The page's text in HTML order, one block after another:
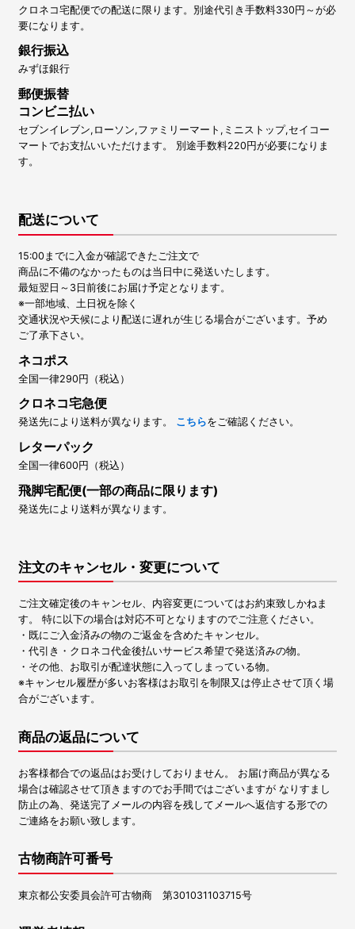
クロネコ宅配便での配送に限ります。別途代引き手数料330円～が必
要になります。
銀行振込
みずほ銀行
郵便振替
コンビニ払い
セブンイレブン,ローソン,ファミリーマート,ミニストップ,セイコー
マートでお支払いいただけます。 別途手数料220円が必要になりま
す。
配送について
15:00までに入金が確認できたご注文で
商品に不備のなかったものは当日中に発送いたします。
最短翌日～3日前後にお届け予定となります。
※一部地域、土日祝を除く
交通状況や天候により配送に遅れが生じる場合がございます。予め
ご了承下さい。
ネコポス
全国一律290円（税込）
クロネコ宅急便
発送先により送料が異なります。 こちらをご確認ください。
レターパック
全国一律600円（税込）
飛脚宅配便(一部の商品に限ります)
発送先により送料が異なります。
注文のキャンセル・変更について
ご注文確定後のキャンセル、内容変更についてはお約束致しかねま
す。 特に以下の場合は対応不可となりますのでご注意ください。
・既にご入金済みの物のご返金を含めたキャンセル。
・代引き・クロネコ代金後払いサービス希望で発送済みの物。
・その他、お取引が配達状態に入ってしまっている物。
※キャンセル履歴が多いお客様はお取引を制限又は停止させて頂く場
合がございます。
商品の返品について
お客様都合での返品はお受けしておりません。 お届け商品が異なる
場合は確認させて頂きますのでお手間ではございますが なりすまし
防止の為、発送完了メールの内容を残してメールへ返信する形での
ご連絡をお願い致します。
古物商許可番号
東京都公安委員会許可古物商 第301031103715号